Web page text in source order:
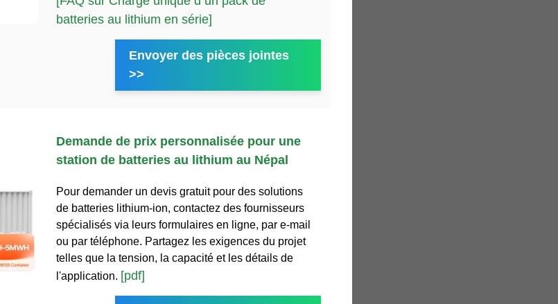
batteries au lithium en série]
Envoyer des pièces jointes
>>
Demande de prix personnalisée pour une
station de batteries au lithium au Népal
Pour demander un devis gratuit pour des solutions
de batteries lithium-ion, contactez des fournisseurs
spécialisés via leurs formulaires en ligne, par e-mail
ou par téléphone. Partagez les exigences du projet
telles que la tension, la capacité et les détails de
l'application. [pdf]